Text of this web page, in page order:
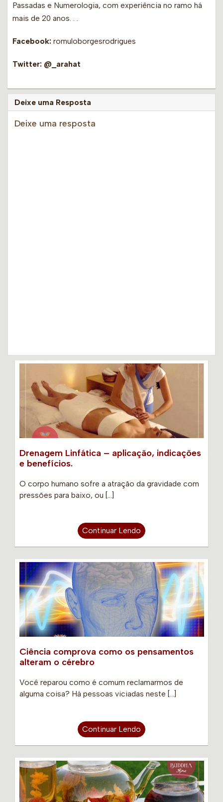
Passadas e Numerologia, com experiência no ramo há
mais de 20 anos. . .
Facebook: romuloborgesrodrigues
Twitter: @_arahat
Deixe uma Resposta
Deixe uma resposta
Drenagem Linfática – aplicação, indicações
e benefícios.
O corpo humano sofre a atração da gravidade com
pressões para baixo, ou […]
Continuar Lendo
Ciência comprova como os pensamentos
alteram o cérebro
Você reparou como é comum reclamarmos de
alguma coisa? Há pessoas viciadas neste […]
Continuar Lendo